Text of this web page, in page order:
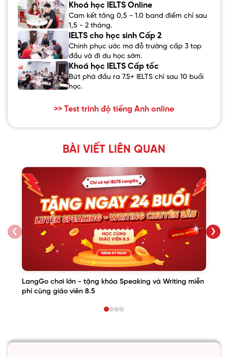
Khoá học IELTS Online
Cam kết tăng 0,5 - 1.0 band điểm chỉ sau
1,5 - 2 tháng.
IELTS cho học sinh Cấp 2
Chinh phục ước mơ đỗ trường cấp 3 top
đầu và đi du học sớm.
Khoá học IELTS Cấp tốc
Bứt phá đầu ra 7.5+ IELTS chỉ sau 10 buổi
học.
>> Test trình độ tiếng Anh online
BÀI VIẾT LIÊN QUAN
❮
LangGo chơi lớn - tặng khóa Speaking và Writing miễn
phí cùng giáo viên 8.5
❯